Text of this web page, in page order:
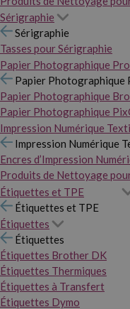
Sérigraphie
Sérigraphie
Tasses pour Sérigraphie
Papier Photographique
Papier Photographique
Papier Photographique
Papier Photographique
Impression Numérique
Impression Numérique
Encres d’Impression
Produits de Nettoyage
Étiquettes et TPE
Étiquettes et TPE
Étiquettes
Étiquettes
Étiquettes Brother DK
Étiquettes Thermiques
Étiquettes à Transfert
Étiquettes Dymo